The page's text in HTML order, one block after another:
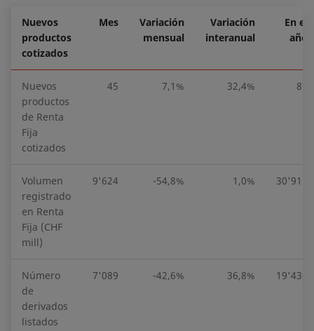
Nuevos
productos
cotizados
Mes
Variación
mensual
Variación
interanual
En el
año
Nuevos
productos
de Renta
Fija
cotizados
45 7,1% 32,4% 87
Volumen
registrado
en Renta
Fija (CHF
mill)
9'624 -54,8% 1,0% 30'911
Número
de
derivados
listados
7'089 -42,6% 36,8% 19'430